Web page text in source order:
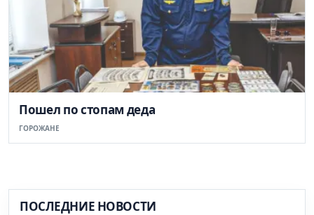
Пошел по стопам деда
ГОРОЖАНЕ
ПОСЛЕДНИЕ НОВОСТИ